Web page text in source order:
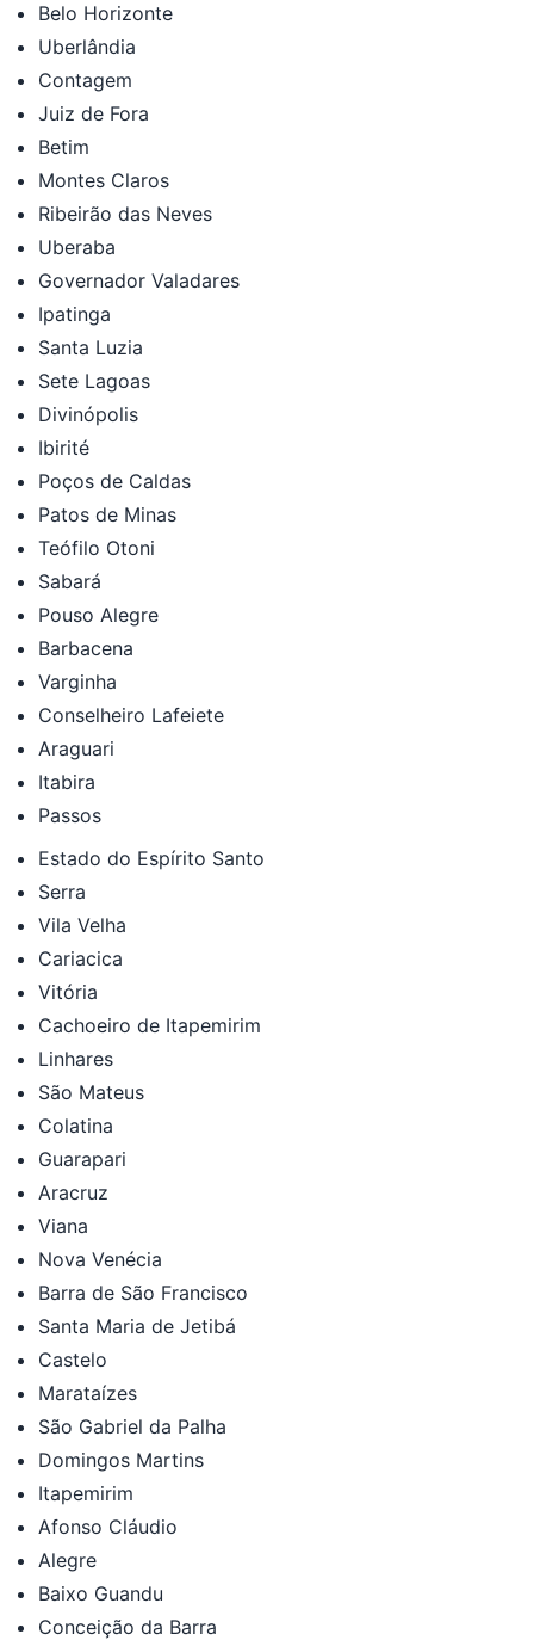
Belo Horizonte
Uberlândia
Contagem
Juiz de Fora
Betim
Montes Claros
Ribeirão das Neves
Uberaba
Governador Valadares
Ipatinga
Santa Luzia
Sete Lagoas
Divinópolis
Ibirité
Poços de Caldas
Patos de Minas
Teófilo Otoni
Sabará
Pouso Alegre
Barbacena
Varginha
Conselheiro Lafeiete
Araguari
Itabira
Passos
Estado do Espírito Santo
Serra
Vila Velha
Cariacica
Vitória
Cachoeiro de Itapemirim
Linhares
São Mateus
Colatina
Guarapari
Aracruz
Viana
Nova Venécia
Barra de São Francisco
Santa Maria de Jetibá
Castelo
Marataízes
São Gabriel da Palha
Domingos Martins
Itapemirim
Afonso Cláudio
Alegre
Baixo Guandu
Conceição da Barra